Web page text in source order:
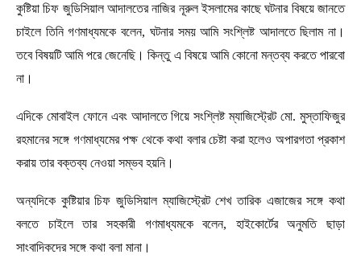
কুষ্টিয়া চিফ জুডিসিয়াল আদালতের নাজির নূরুল ইসলামের কাছে ঘটনার বিষয়ে জানতে
চাইলে তিনি গণমাধ্যমকে বলেন, ঘটনার সময় আমি সংশ্লিষ্ট আদালতে ছিলাম না।
তবে বিষয়টি আমি পরে জেনেছি। কিন্তু এ বিষয়ে আমি কোনো মন্তব্য করতে পারবো
না।
এদিকে মোবাইল ফোনে এবং আদালতে গিয়ে সংশ্লিষ্ট ম্যাজিস্ট্রেট মো. মুস্তাফিজুর
রহমানের সঙ্গে গণমাধ্যমের পক্ষ থেকে কথা বলার চেষ্টা করা হলেও অপারগতা প্রকাশ
করায় তার বক্তব্য নেওয়া সম্ভব হয়নি।
অন্যদিকে কুষ্টিয়ার চিফ জুডিসিয়াল ম্যাজিস্ট্রেট শেখ তারিক এজাজের সঙ্গে কথা
বলতে চাইলে তার সহকারী গণমাধ্যমকে বলেন, হাইকোর্টের অনুমতি ছাড়া
সাংবাদিকদের সঙ্গে কথা বলা মানা।